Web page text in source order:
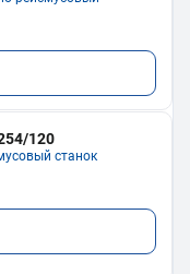
120
станок